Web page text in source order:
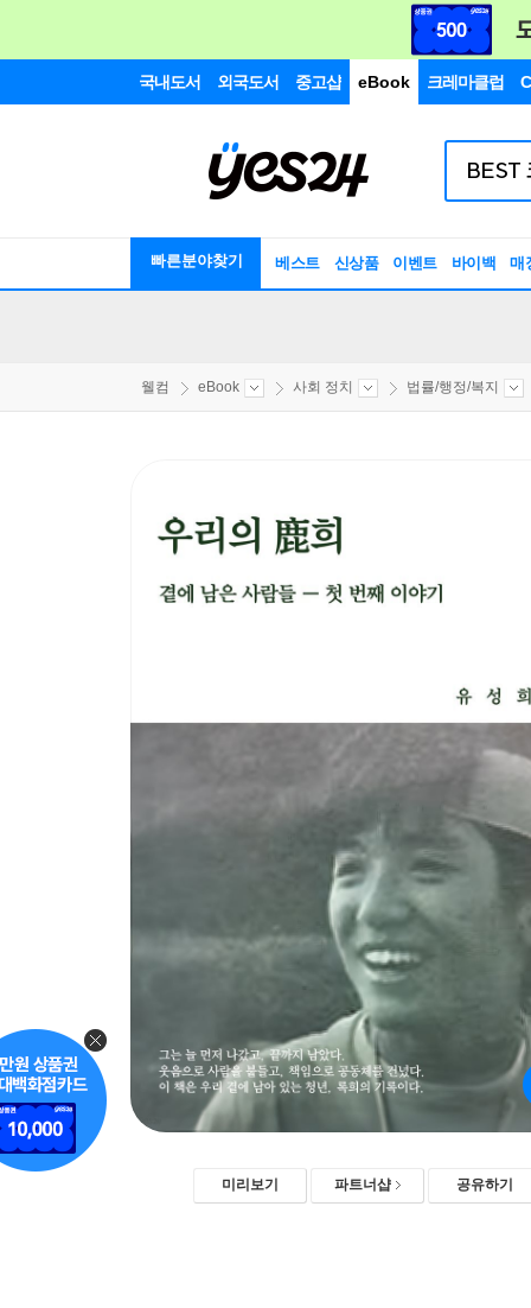
국내도서 외국도서 중고샵 eBook 크레마클럽
빠른분야찾기 베스트 신상품 이벤트 바이백 매
웰컴 eBook 사회 정치 법률/행정/복지
미리보기 파트너샵 공유하기